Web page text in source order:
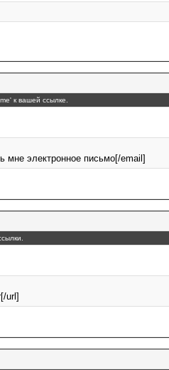
к вашей ссылке.
мне электронное письмо[/email]
url]